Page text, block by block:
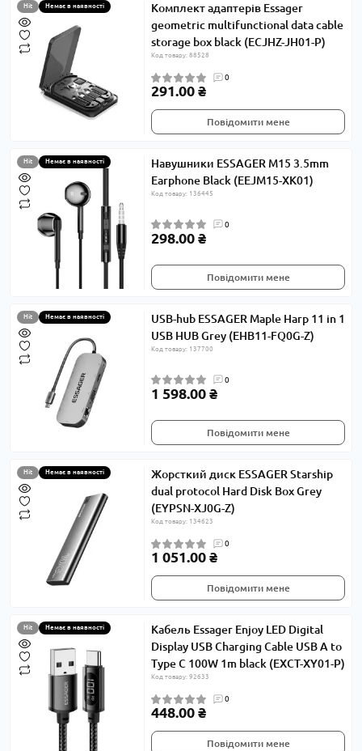
Hit Немає в наявності
Комплект адаптерів Essager
geometric multifunctional data cable
storage box black (ECJHZ-JH01-P)
Код товару: 88528
0
291.00 ₴
Повідомити мене
Hit Немає в наявності
Навушники ESSAGER M15 3.5mm
Earphone Black (EEJM15-XK01)
Код товару: 136445
0
298.00 ₴
Повідомити мене
Hit Немає в наявності
USB-hub ESSAGER Maple Harp 11 in 1
USB HUB Grey (EHB11-FQ0G-Z)
Код товару: 137700
0
1 598.00 ₴
Повідомити мене
Hit Немає в наявності
Жорсткий диск ESSAGER Starship
dual protocol Hard Disk Box Grey
(EYPSN-XJ0G-Z)
Код товару: 134623
0
1 051.00 ₴
Повідомити мене
Hit Немає в наявності
Кабель Essager Enjoy LED Digital
Display USB Charging Cable USB A to
Type C 100W 1m black (EXCT-XY01-P)
Код товару: 92633
0
448.00 ₴
Повідомити мене